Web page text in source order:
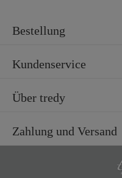
Bestellung
Kundenservice
Über tredy
Zahlung und Versand